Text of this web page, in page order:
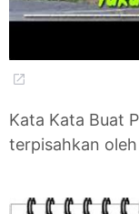
Kata Kata Buat
terpisahkan